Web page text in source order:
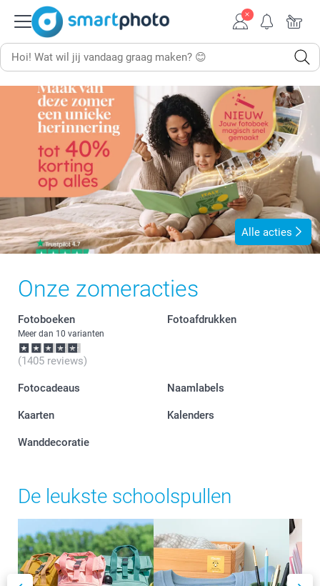
Alle acties
Onze zomeracties
Fotoboeken
Meer dan 10 varianten
(1405 reviews)
Fotoafdrukken
Fotocadeaus Naamlabels
Kaarten Kalenders
Wanddecoratie
De leukste schoolspullen